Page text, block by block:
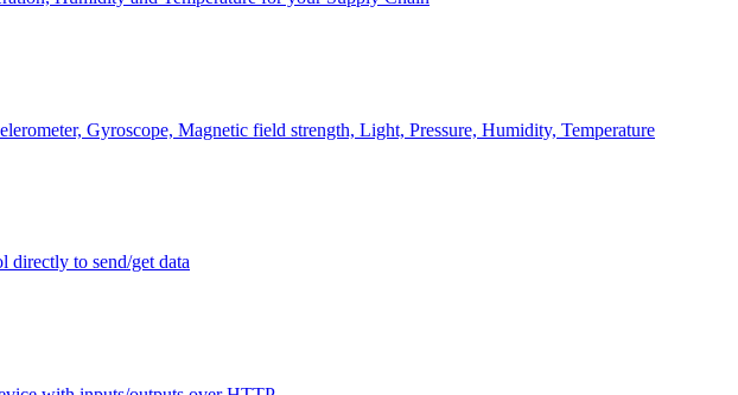
Gyroscope, Magnetic field strength, Light, Pressure, Humidity, Temperature
directly to send/get data